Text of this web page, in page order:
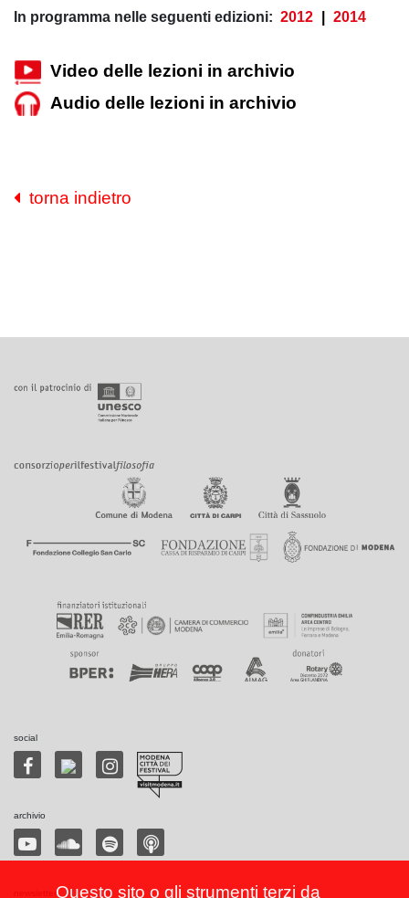
In programma nelle seguenti edizioni: 2012 2014
Video delle lezioni in archivio
Audio delle lezioni in archivio
torna indietro
social
archivio
Questo sito o gli strumenti terzi da